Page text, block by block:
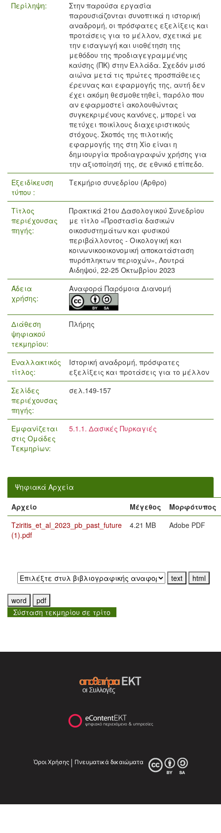
Περίληψη:
Στην παρούσα εργασία
παρουσιάζονται συνοπτικά η ιστορική
αναδρομή, οι πρόσφατες εξελίξεις και
προτάσεις για το μέλλον, σχετικά με
την εισαγωγή και υιοθέτηση της
μεθόδου της προδιαγεγραμμένης
καύσης (ΠΚ) στην Ελλάδα. Σχεδόν μισό
αιώνα μετά τις πρώτες προσπάθειες
έρευνας και εφαρμογής της, αυτή δεν
έχει ακόμη θεσμοθετηθεί, παρόλο που
αν εφαρμοστεί ακολουθώντας
συγκεκριμένους κανόνες, μπορεί να
πετύχει ποικίλους διαχειριστικούς
στόχους. Σκοπός της πιλοτικής
εφαρμογής της στη Χίο είναι η
δημιουργία προδιαγραφών χρήσης για
την αξιοποίησή της, σε εθνικό επίπεδο.
Εξειδίκευση
τύπου :
Τεκμήριο συνεδρίου (Άρθρο)
Τίτλος
περιέχουσας
πηγής:
Πρακτικά 21ου Δασολογικού Συνεδρίου
με τίτλο «Προστασία δασικών
οικοσυστημάτων και φυσικού
περιβάλλοντος - Οικολογική και
κοινωνικοοικονομική αποκατάσταση
πυρόπληκτων περιοχών», Λουτρά
Αιδηψού, 22-25 Οκτωβρίου 2023
Άδεια
χρήσης:
Αναφορά Παρόμοια Διανομή
Διάθεση
ψηφιακού
τεκμηρίου:
Πλήρης
Εναλλακτικός
τίτλος:
Ιστορική αναδρομή, πρόσφατες
εξελίξεις και προτάσεις για το μέλλον
Σελίδες
περιέχουσας
πηγής:
σελ.149-157
Εμφανίζεται
στις Ομάδες
Τεκμηρίων:
5.1.1. Δασικές Πυρκαγιές
Ψηφιακά Αρχεία
Αρχείο
Μέγεθος
Μορφότυπος
Tziritis_et_al_2023_pb_past_future
(1).pdf
4.21 MB Adobe PDF
Σύσταση τεκμηρίου σε τρίτο